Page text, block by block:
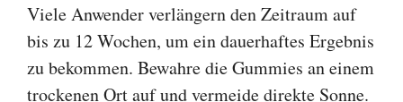
Viele Anwender verlängern den Zeitraum auf
bis zu 12 Wochen, um ein dauerhaftes Ergebnis
zu bekommen. Bewahre die Gummies an einem
trockenen Ort auf und vermeide direkte Sonne.